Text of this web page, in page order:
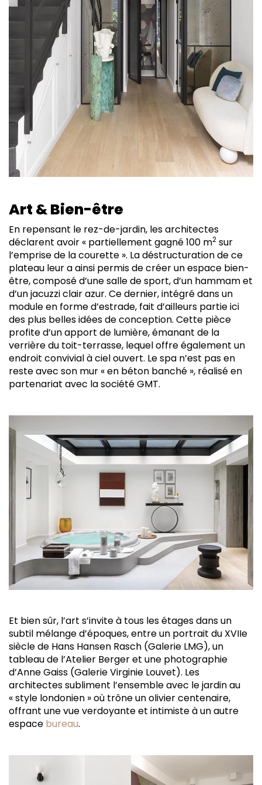
Art & Bien-être
En repensant le rez-de-jardin, les architectes
déclarent avoir « partiellement gagné 100 m2 sur
l’emprise de la courette ». La déstructuration de ce
plateau leur a ainsi permis de créer un espace bien-
être, composé d’une salle de sport, d’un hammam et
d’un jacuzzi clair azur. Ce dernier, intégré dans un
module en forme d’estrade, fait d’ailleurs partie ici
des plus belles idées de conception. Cette pièce
profite d’un apport de lumière, émanant de la
verrière du toit-terrasse, lequel offre également un
endroit convivial à ciel ouvert. Le spa n’est pas en
reste avec son mur « en béton banché », réalisé en
partenariat avec la société GMT.
Et bien sûr, l’art s’invite à tous les étages dans un
subtil mélange d’époques, entre un portrait du XVIIe
siècle de Hans Hansen Rasch (Galerie LMG), un
tableau de l’Atelier Berger et une photographie
d’Anne Gaiss (Galerie Virginie Louvet). Les
architectes subliment l’ensemble avec le jardin au
« style londonien » où trône un olivier centenaire,
offrant une vue verdoyante et intimiste à un autre
espace bureau.